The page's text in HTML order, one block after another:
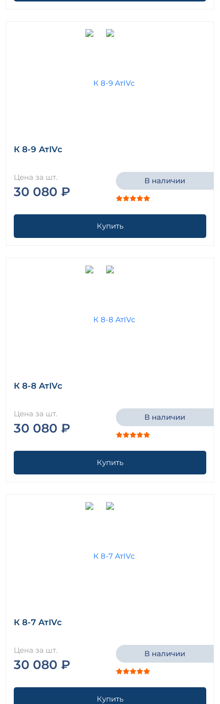
К 8-9 АтIVс
Цена за шт.
30 080 ₽
В наличии
Купить
К 8-8 АтIVс
Цена за шт.
30 080 ₽
В наличии
Купить
К 8-7 АтIVс
Цена за шт.
30 080 ₽
В наличии
Купить